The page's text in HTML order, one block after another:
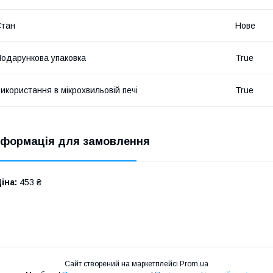
Нове
упаковка True
в мікрохвильовій печі True
для замовлення
453 ₴
Сайт створений на маркетплейсі Prom.ua